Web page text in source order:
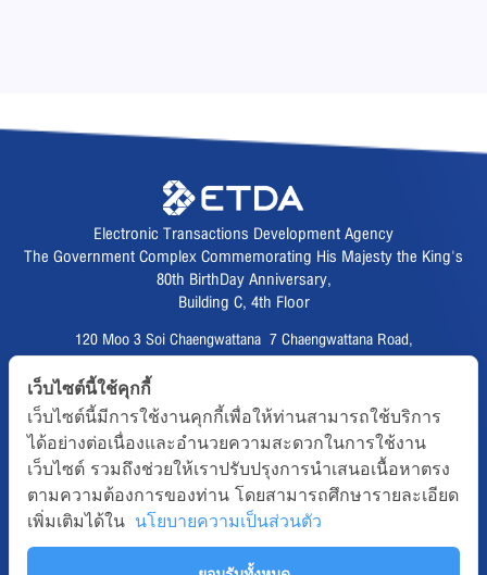
Electronic Transactions Development Agency
The Government Complex Commemorating His Majesty the King's
80th BirthDay Anniversary,
Building C, 4th Floor
120 Moo 3 Soi Chaengwattana 7 Chaengwattana Road,
Fax :02 123 1200
CALL CENTER :
02 123 1234
email :info@etda.or.th
Follows
เว็บไซต์นี้ใช้คุกกี้
เว็บไซต์นี้มีการใช้งานคุกกี้เพื่อให้ท่านสามารถใช้บริการ
ได้อย่างต่อเนื่องและอำนวยความสะดวกในการใช้งาน
เว็บไซต์ รวมถึงช่วยให้เราปรับปรุงการนำเสนอเนื้อหาตรง
ตามความต้องการของท่าน โดยสามารถศึกษารายละเอียด
เพิ่มเติมได้ใน นโยบายความเป็นส่วนตัว